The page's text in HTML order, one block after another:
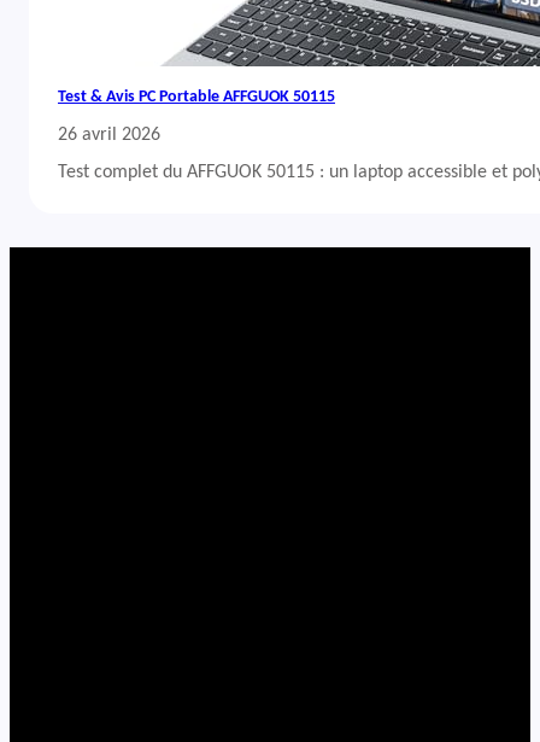
Test & Avis PC Portable AFFGUOK 50115
26 avril 2026
Test complet du AFFGUOK 50115 : un laptop accessible